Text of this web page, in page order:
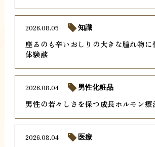
座るのも辛いおしりの大きな腫れ物に
体験談
2026.08.05 知識
男性の若々しさを保つ成長ホルモン療
2026.08.04 男性化粧品
2026.08.04 医療